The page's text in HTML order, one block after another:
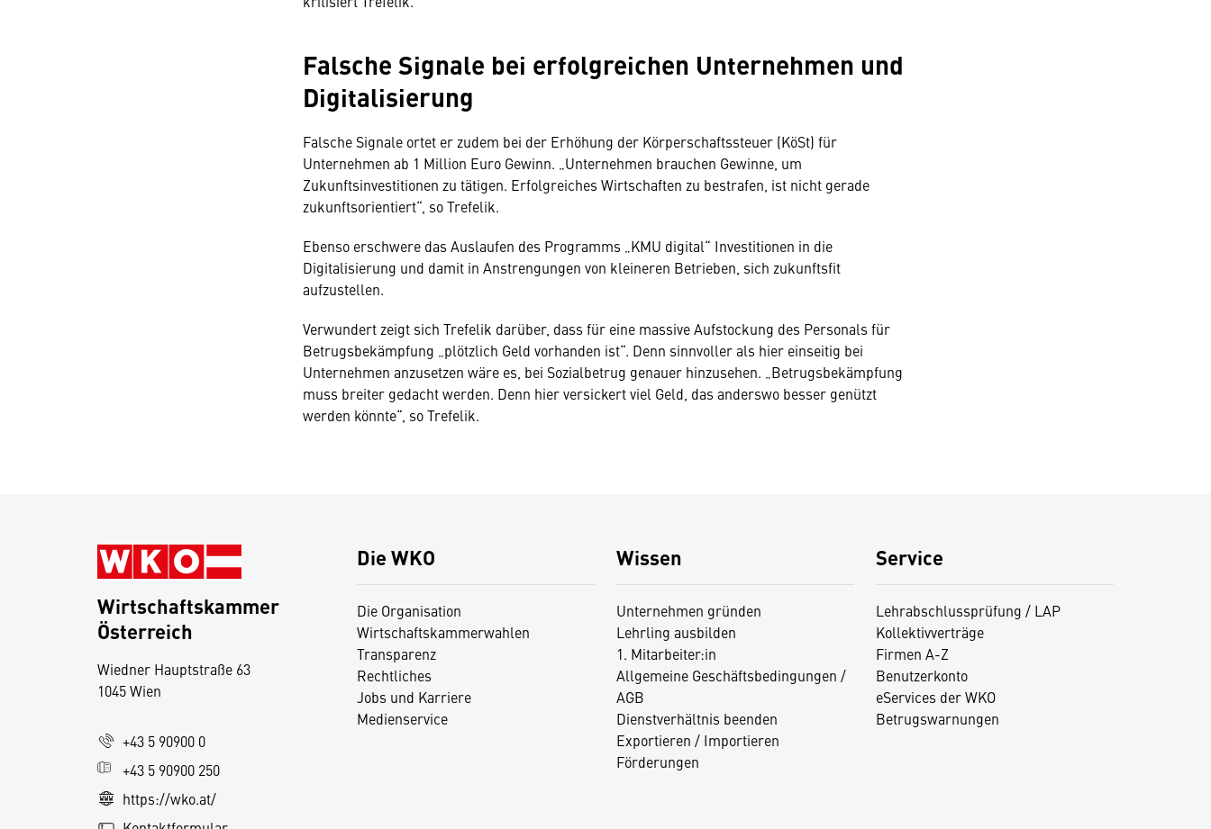
Falsche Signale bei erfolgreichen Unternehmen und
Digitalisierung
Falsche Signale ortet er zudem bei der Erhöhung der Körperschaftssteuer (KöSt) für
Unternehmen ab 1 Million Euro Gewinn. „Unternehmen brauchen Gewinne, um
Zukunftsinvestitionen zu tätigen. Erfolgreiches Wirtschaften zu bestrafen, ist nicht gerade
zukunftsorientiert“, so Trefelik.
Ebenso erschwere das Auslaufen des Programms „KMU digital“ Investitionen in die
Digitalisierung und damit in Anstrengungen von kleineren Betrieben, sich zukunftsfit
aufzustellen.
Verwundert zeigt sich Trefelik darüber, dass für eine massive Aufstockung des Personals für
Betrugsbekämpfung „plötzlich Geld vorhanden ist“. Denn sinnvoller als hier einseitig bei
Unternehmen anzusetzen wäre es, bei Sozialbetrug genauer hinzusehen. „Betrugsbekämpfung
muss breiter gedacht werden. Denn hier versickert viel Geld, das anderswo besser genützt
werden könnte“, so Trefelik.
Die WKO
Die Organisation
Wirtschaftskammerwahlen
Transparenz
Rechtliches
Jobs und Karriere
Medienservice
Wissen
Unternehmen gründen
Lehrling ausbilden
1. Mitarbeiter:in
Allgemeine Geschäftsbedingungen /
AGB
Dienstverhältnis beenden
Exportieren / Importieren
Förderungen
Service
Lehrabschlussprüfung / LAP
Kollektivverträge
Firmen A-Z
Benutzerkonto
eServices der WKO
Betrugswarnungen
Wirtschaftskammer
Österreich
Wiedner Hauptstraße 63
1045 Wien
+43 5 90900 0
+43 5 90900 250
https://wko.at/